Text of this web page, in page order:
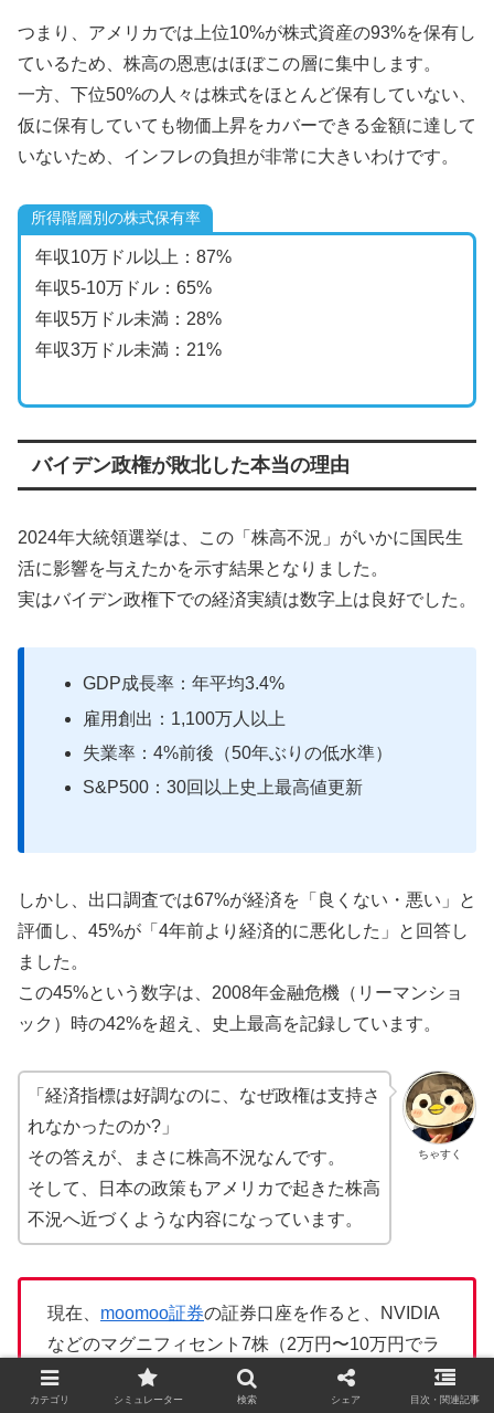
つまり、アメリカでは上位10%が株式資産の93%を保有し
ているため、株高の恩恵はほぼこの層に集中します。
一方、下位50%の人々は株式をほとんど保有していない、
仮に保有していても物価上昇をカバーできる金額に達して
いないため、インフレの負担が非常に大きいわけです。
所得階層別の株式保有率
年収10万ドル以上：87%
年収5-10万ドル：65%
年収5万ドル未満：28%
年収3万ドル未満：21%
バイデン政権が敗北した本当の理由
2024年大統領選挙は、この「株高不況」がいかに国民生
活に影響を与えたかを示す結果となりました。
実はバイデン政権下での経済実績は数字上は良好でした。
GDP成長率：年平均3.4%
雇用創出：1,100万人以上
失業率：4%前後（50年ぶりの低水準）
S&P500：30回以上史上最高値更新
しかし、出口調査では67%が経済を「良くない・悪い」と
評価し、45%が「4年前より経済的に悪化した」と回答し
ました。
この45%という数字は、2008年金融危機（リーマンショ
ック）時の42%を超え、史上最高を記録しています。
ちゃすく
「経済指標は好調なのに、なぜ政権は支持さ
れなかったのか?」
その答えが、まさに株高不況なんです。
そして、日本の政策もアメリカで起きた株高
不況へ近づくような内容になっています。
現在、 moomoo証券の証券口座を作ると、NVIDIA
などのマグニフィセント7株（2万円〜10万円でラ
ンダム）を無料で貰えるキャンペーンが開催中！
貰ってから解約しても大丈夫なので、無料で株を
カテゴリ シミュレーター 検索 シェア 目次・関連記事